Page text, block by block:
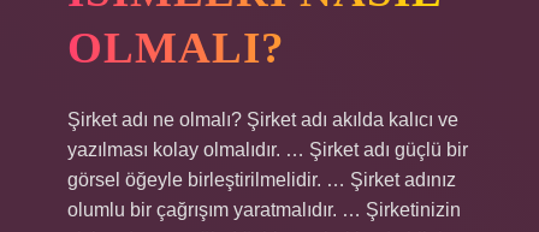
OLMALI?
Şirket adı ne olmalı? Şirket adı akılda kalıcı ve
yazılması kolay olmalıdır. … Şirket adı güçlü bir
görsel öğeyle birleştirilmelidir. … Şirket adınız
olumlu bir çağrışım yaratmalıdır. … Şirketinizin